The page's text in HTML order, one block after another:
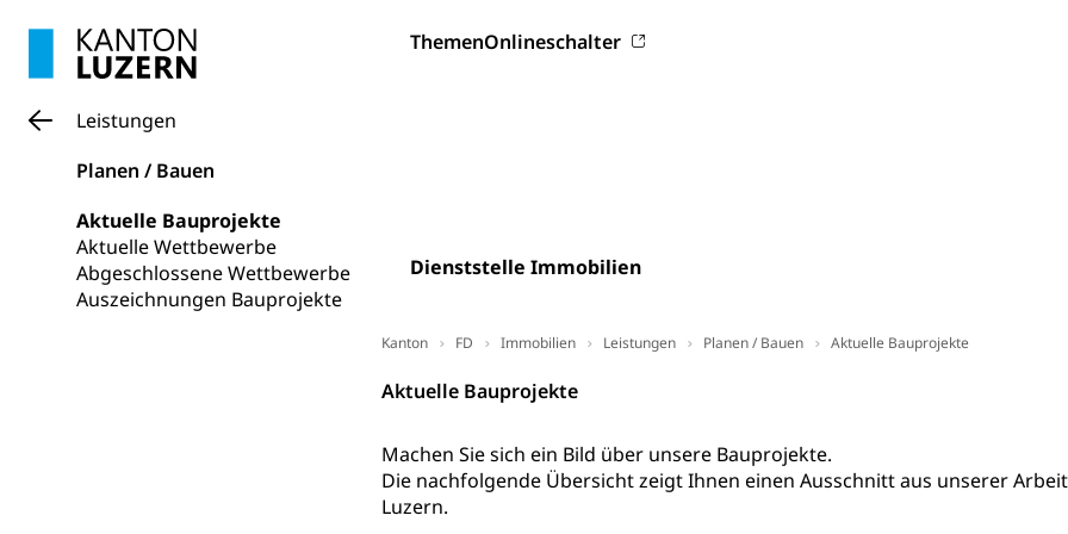
ThemenOnlineschalter
Dienststelle Immobilien
Leistungen
Planen / Bauen
Aktuelle Bauprojekte
Aktuelle Wettbewerbe
Abgeschlossene Wettbewerbe
Auszeichnungen Bauprojekte
Kanton FD Immobilien Leistungen Planen / Bauen Aktuelle Bauprojekte
Aktuelle Bauprojekte
Machen Sie sich ein Bild über unsere Bauprojekte.
Die nachfolgende Übersicht zeigt Ihnen einen Ausschnitt aus unserer
Luzern.
Hunde
Bestattung, Beerdigung, Testament, Erbrecht, Erbschaft, Todesschein,
Wehrpflichtersatz, Wehrpflichtersatzabgabe
Katastrophenschutz, Katastrophenhilfe, Polizei, Feuerwehr, Gesundheitswesen,
Kantonaler Führungsstab
Polizei
Polizei
Versorgung